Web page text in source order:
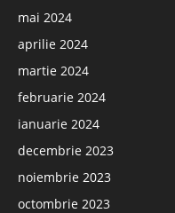
mai 2024
aprilie 2024
martie 2024
februarie 2024
ianuarie 2024
decembrie 2023
noiembrie 2023
octombrie 2023